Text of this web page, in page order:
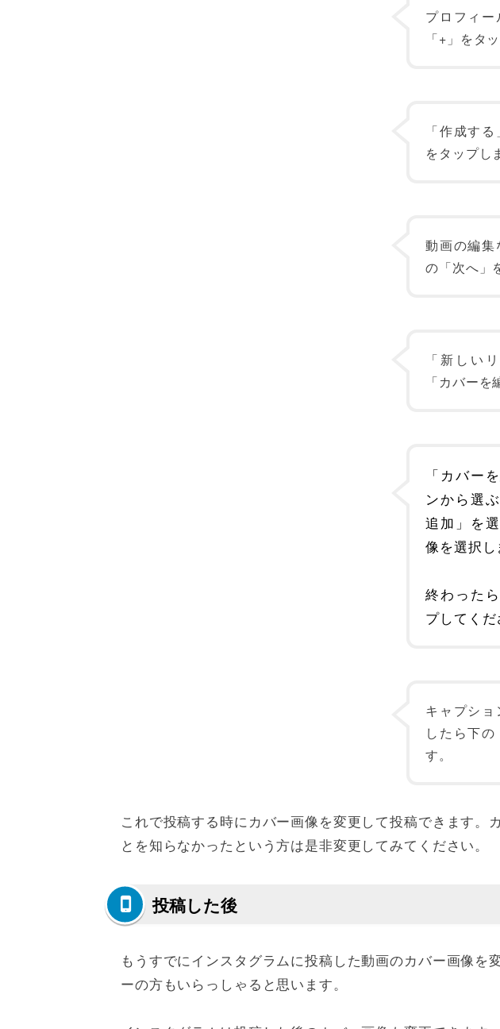
プロフィ
「+」をタ
「作成す
をタップし
動画の編集
の「次へ」
「新しい
「カバーを
「カバー
ンから選
追加」を
像を選択し
終わった
プしてくだ
キャプショ
したら下
す。
これで投稿する時にカバー画像を変更して投稿できます。
とを知らなかったという方は是非変更してみてください。
投稿した後
もうすでにインスタグラムに投稿した動画のカバー画像を
ーの方もいらっしゃると思います。